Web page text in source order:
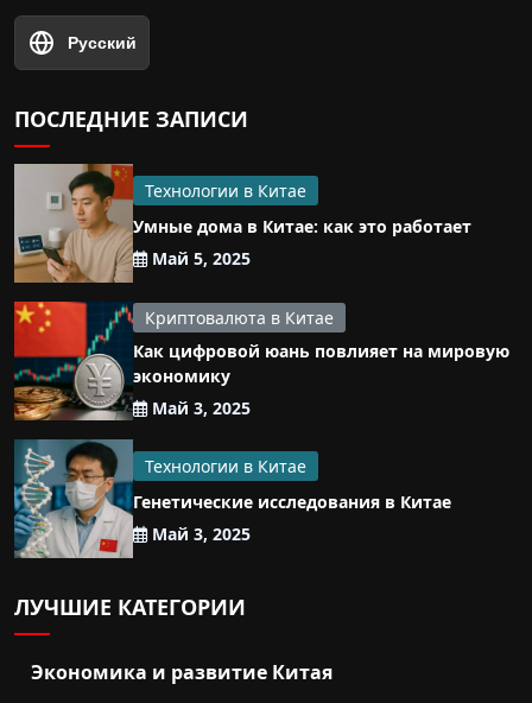
Русский
ПОСЛЕДНИЕ ЗАПИСИ
Технологии в Китае
Умные дома в Китае: как это работает
Май 5, 2025
Криптовалюта в Китае
Как цифровой юань повлияет на мировую
экономику
Май 3, 2025
Технологии в Китае
Генетические исследования в Китае
Май 3, 2025
ЛУЧШИЕ КАТЕГОРИИ
Экономика и развитие Китая